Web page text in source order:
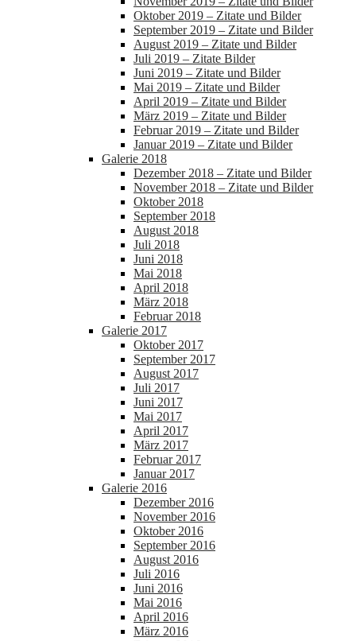
Oktober 2019 – Zitate und Bilder
September 2019 – Zitate und Bilder
August 2019 – Zitate und Bilder
Juli 2019 – Zitate Bilder
Juni 2019 – Zitate und Bilder
Mai 2019 – Zitate und Bilder
April 2019 – Zitate und Bilder
März 2019 – Zitate und Bilder
Februar 2019 – Zitate und Bilder
Januar 2019 – Zitate und Bilder
Galerie 2018
Dezember 2018 – Zitate und Bilder
November 2018 – Zitate und Bilder
Oktober 2018
September 2018
August 2018
Juli 2018
Juni 2018
Mai 2018
April 2018
März 2018
Februar 2018
Galerie 2017
Oktober 2017
September 2017
August 2017
Juli 2017
Juni 2017
Mai 2017
April 2017
März 2017
Februar 2017
Januar 2017
Galerie 2016
Dezember 2016
November 2016
Oktober 2016
September 2016
August 2016
Juli 2016
Juni 2016
Mai 2016
April 2016
März 2016